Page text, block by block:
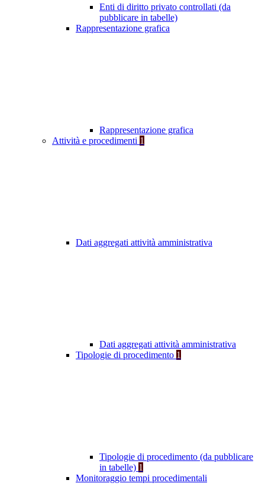
Enti di diritto privato controllati (da
pubblicare in tabelle)
Rappresentazione grafica
Rappresentazione grafica
Attività e procedimenti 1
Dati aggregati attività amministrativa
Dati aggregati attività amministrativa
Tipologie di procedimento 1
Tipologie di procedimento (da pubblicare
in tabelle) 1
Monitoraggio tempi procedimentali